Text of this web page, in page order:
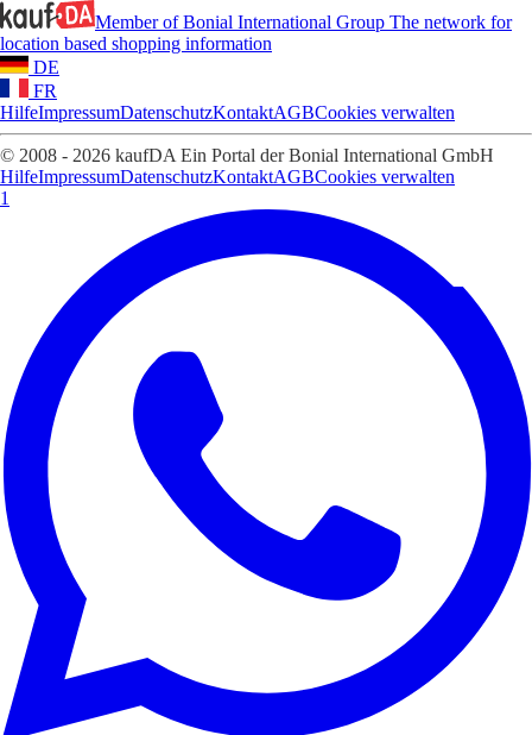
Member of Bonial International Group The network for
location based shopping information
DE
FR
HilfeImpressumDatenschutzKontaktAGBCookies verwalten
© 2008 - 2026 kaufDA Ein Portal der Bonial International GmbH
HilfeImpressumDatenschutzKontaktAGBCookies verwalten
1